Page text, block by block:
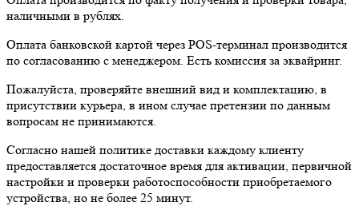
наличными в рублях.
Оплата банковской картой через POS-терминал производится
по согласованию с менеджером. Есть комиссия за эквайринг.
Пожалуйста, проверяйте внешний вид и комплектацию, в
присутствии курьера, в ином случае претензии по данным
вопросам не принимаются.
Согласно нашей политике доставки каждому клиенту
предоставляется достаточное время для активации, первичной
настройки и проверки работоспособности приобретаемого
устройства, но не более 25 минут.